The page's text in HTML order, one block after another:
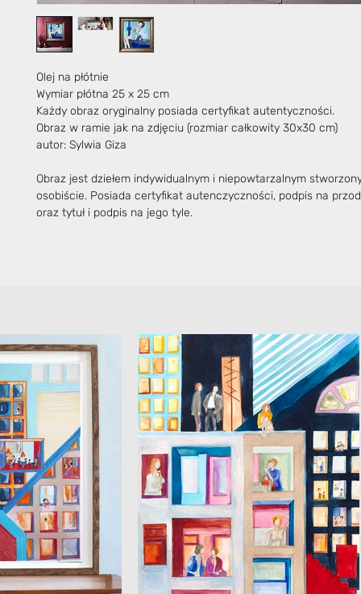
Olej na płótnie
Wymiar płótna 25 x 25 cm
Każdy obraz oryginalny posiada certyfikat autentyczności.
Obraz w ramie jak na zdjęciu (rozmiar całkowity 30x30 cm)
autor: Sylwia Giza
Obraz jest dziełem indywidualnym i niepowtarzalnym
osobiście. Posiada certyfikat autenczyczności, podpis na
oraz tytuł i podpis na jego tyle.